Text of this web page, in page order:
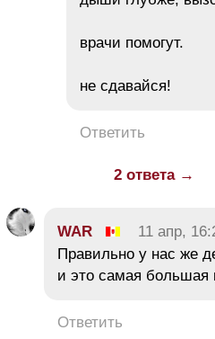
врачи помогут.
не сдавайся!
Ответить
2 ответа →
WAR 11 апр,
Правильно у нас же
и это самая большая
Ответить